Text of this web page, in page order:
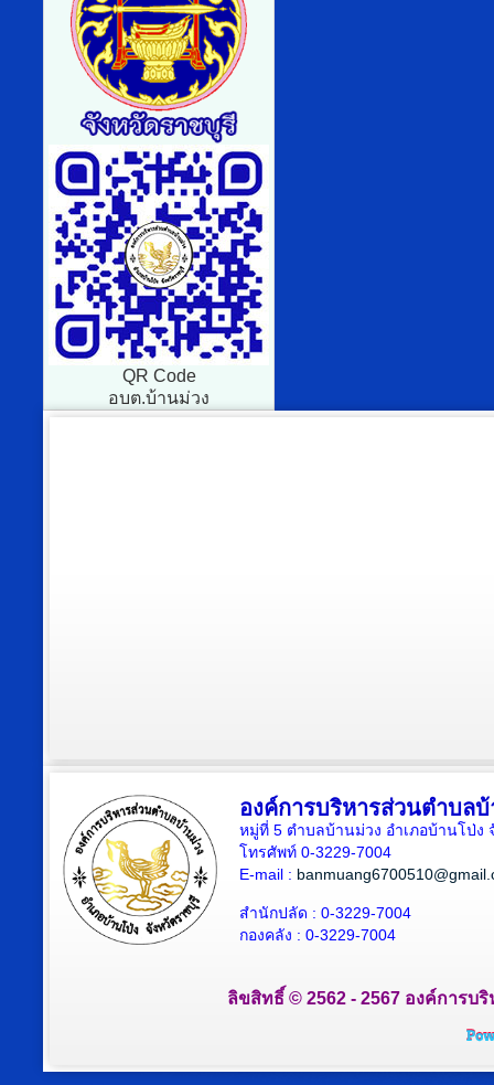
QR Code
อบต.บ้านม่วง
องค์การบริหารส่วนตำบล
หมู่ที่ 5 ตำบลบ้านม่วง อำเภอบ้านโป่ง
โทรศัพท์ 0-3229-7004
E-mail :
สำนักปลัด : 0-3229-7004
กองคลัง : 0-3229-7004
ลิขสิทธิ์ © 2562 - 2567 องค์การบ